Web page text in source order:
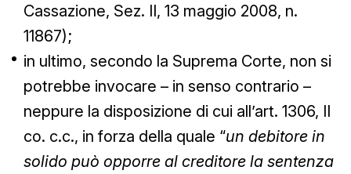
Cassazione, Sez. II, 13 maggio 2008, n.
11867);
in ultimo, secondo la Suprema Corte, non si
potrebbe invocare – in senso contrario –
neppure la disposizione di cui all’art. 1306, II
co. c.c., in forza della quale “un debitore in
solido può opporre al creditore la sentenza